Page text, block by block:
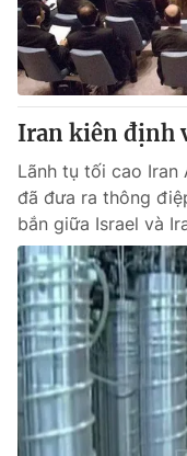
Sản phẩm
Thị trường
Tư vấn
Lịch phát sóng
Chuyên mục khác
Emagazine
Photo
Video
VTV Money
VTV Sức khoẻ
Iran kiên định
Lãnh tụ tối cao Iran
đã đưa ra thông
bắn giữa Israel và